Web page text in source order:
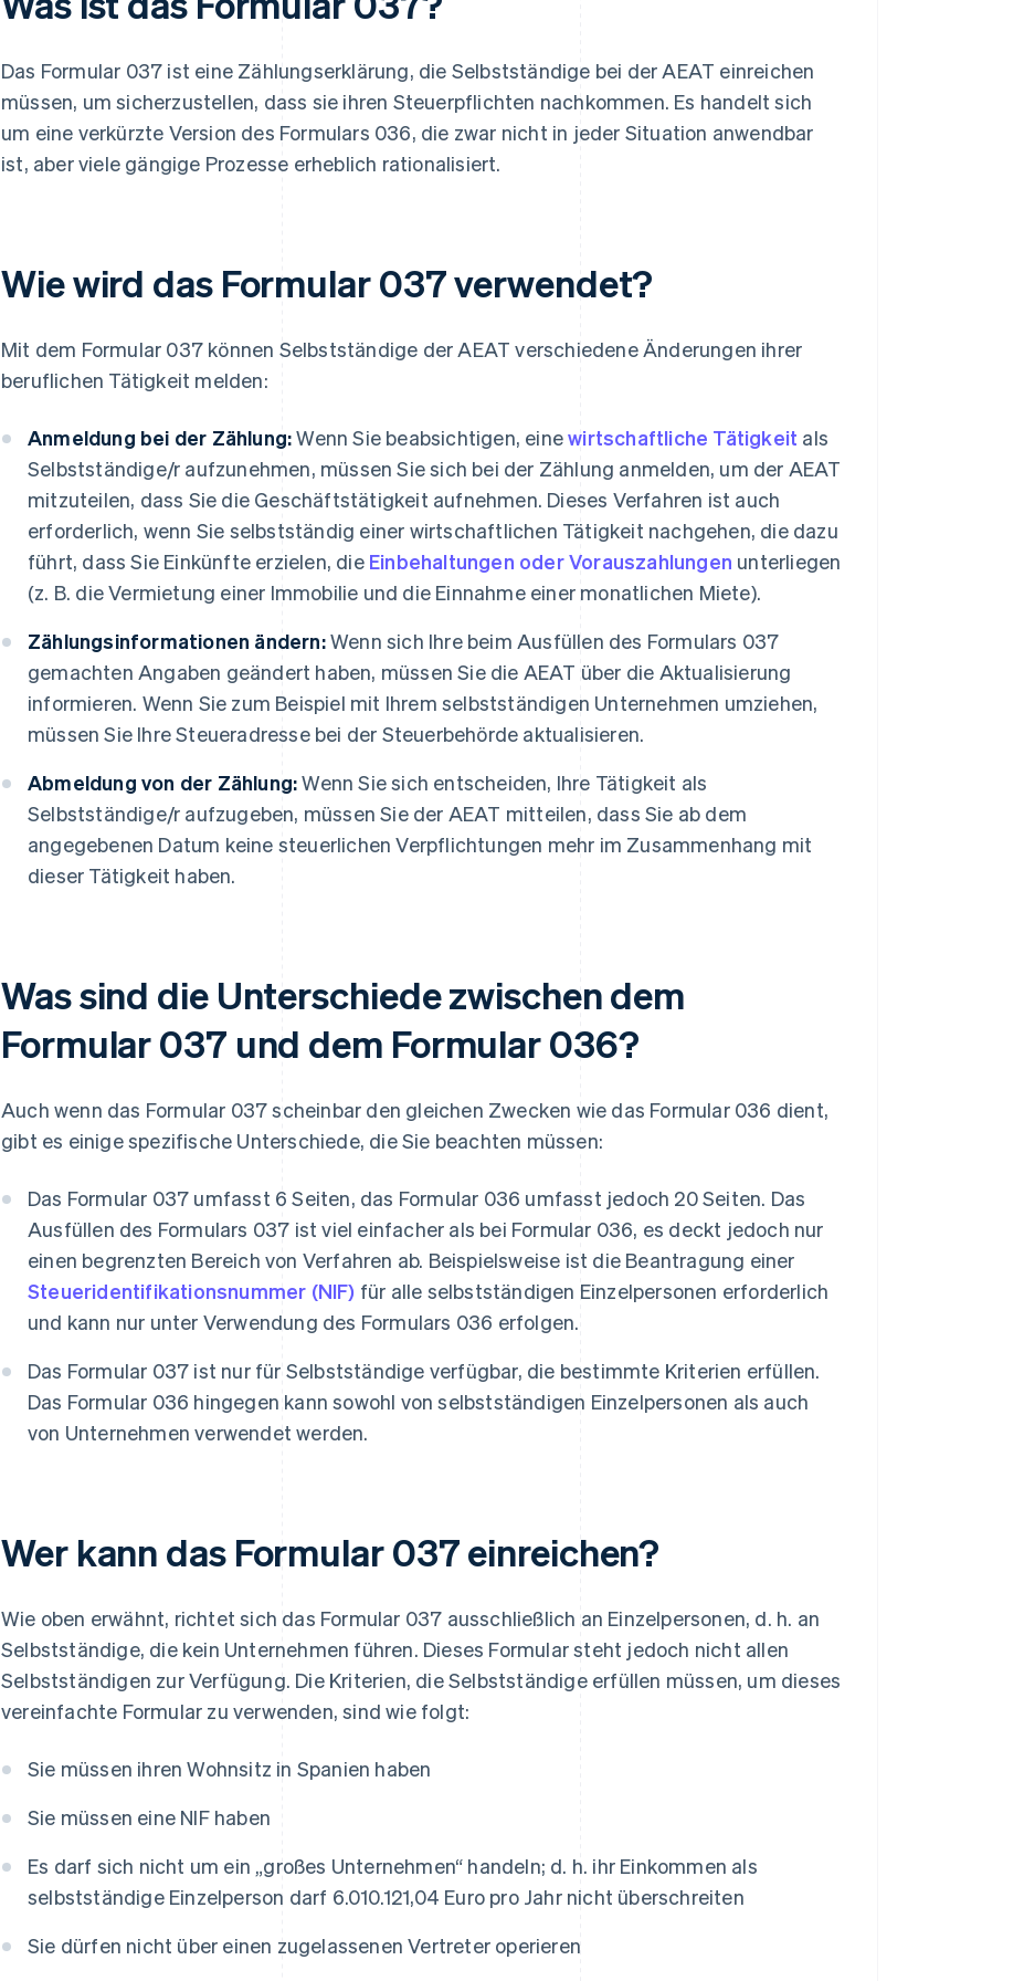
Das Formular 037 ist eine Zählungserklärung, die Selbstständige bei der AEAT einreichen
müssen, um sicherzustellen, dass sie ihren Steuerpflichten nachkommen. Es handelt sich
um eine verkürzte Version des Formulars 036, die zwar nicht in jeder Situation anwendbar
ist, aber viele gängige Prozesse erheblich rationalisiert.
Wie wird das Formular 037 verwendet?
Mit dem Formular 037 können Selbstständige der AEAT verschiedene Änderungen ihrer
beruflichen Tätigkeit melden:
Anmeldung bei der Zählung:Wenn Sie beabsichtigen, einewirtschaftliche Tätigkeit als
Selbstständige/r aufzunehmen, müssen Sie sich bei der Zählung anmelden, um der AEAT
mitzuteilen, dass Sie die Geschäftstätigkeit aufnehmen. Dieses Verfahren ist auch
erforderlich, wenn Sie selbstständig einer wirtschaftlichen Tätigkeit nachgehen, die dazu
führt, dass Sie Einkünfte erzielen, die Einbehaltungen oder Vorauszahlungen unterliegen
(z. B. die Vermietung einer Immobilie und die Einnahme einer monatlichen Miete).
Zählungsinformationen ändern:Wenn sich Ihre beim Ausfüllen des Formulars 037
gemachten Angaben geändert haben, müssen Sie die AEAT über die Aktualisierung
informieren. Wenn Sie zum Beispiel mit Ihrem selbstständigen Unternehmen umziehen,
müssen Sie Ihre Steueradresse bei der Steuerbehörde aktualisieren.
Abmeldung von der Zählung:Wenn Sie sich entscheiden, Ihre Tätigkeit als
Selbstständige/r aufzugeben, müssen Sie der AEAT mitteilen, dass Sie ab dem
angegebenen Datum keine steuerlichen Verpflichtungen mehr im Zusammenhang mit
dieser Tätigkeit haben.
Was sind die Unterschiede zwischen dem
Formular 037 und dem Formular 036?
Auch wenn das Formular 037 scheinbar den gleichen Zwecken wie das Formular 036 dient,
gibt es einige spezifische Unterschiede, die Sie beachten müssen:
Das Formular 037 umfasst 6 Seiten, das Formular 036 umfasst jedoch 20 Seiten. Das
Ausfüllen des Formulars 037 ist viel einfacher als bei Formular 036, es deckt jedoch nur
einen begrenzten Bereich von Verfahren ab. Beispielsweise ist die Beantragung einer
Steueridentifikationsnummer (NIF) für alle selbstständigen Einzelpersonen erforderlich
und kann nur unter Verwendung des Formulars 036 erfolgen.
Das Formular 037 ist nur für Selbstständige verfügbar, die bestimmte Kriterien erfüllen.
Das Formular 036 hingegen kann sowohl von selbstständigen Einzelpersonen als auch
von Unternehmen verwendet werden.
Wer kann das Formular 037 einreichen?
Wie oben erwähnt, richtet sich das Formular 037 ausschließlich an Einzelpersonen, d. h. an
Selbstständige, die kein Unternehmen führen. Dieses Formular steht jedoch nicht allen
Selbstständigen zur Verfügung. Die Kriterien, die Selbstständige erfüllen müssen, um dieses
vereinfachte Formular zu verwenden, sind wie folgt:
Sie müssen ihren Wohnsitz in Spanien haben
Sie müssen eine NIF haben
Es darf sich nicht um ein „großes Unternehmen“ handeln; d. h. ihr Einkommen als
selbstständige Einzelperson darf 6.010.121,04 Euro pro Jahr nicht überschreiten
Sie dürfen nicht über einen zugelassenen Vertreter operieren